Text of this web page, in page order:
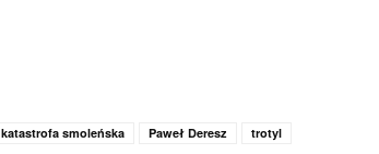
katastrofa smoleńska Paweł Deresz
trotyl